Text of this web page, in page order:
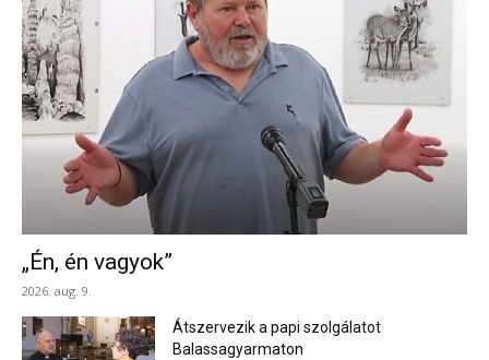
„Én, én vagyok”
2026. aug. 9.
Átszervezik a papi szolgálatot
Balassagyarmaton